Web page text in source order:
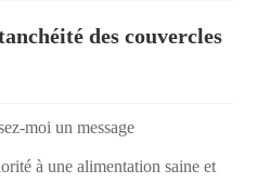
des couvercles
moi un message
à une alimentation saine et